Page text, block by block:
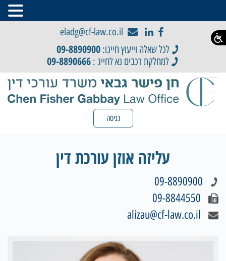
eladg@cf-law.co.il
לכל שאלה וייעוץ חייגו: 09-8890900
למחלקת רכבים נא לחייג : 09-8890666
כניסה
עליזה אוזן עורכת דין
09-8890900
09-8844550
alizau@cf-law.co.il